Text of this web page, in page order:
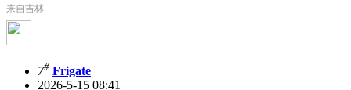
来自吉林
7# Frigate
2026-5-15 08:41